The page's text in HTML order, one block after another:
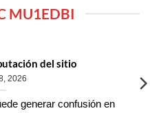
MU1EDBI
del sitio
2026
generar confusión en